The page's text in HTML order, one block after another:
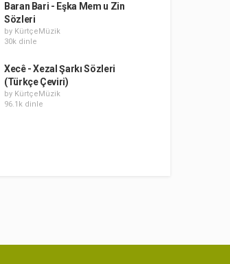
Baran Bari - Eşka Mem u Zin
Sözleri
by KürtçeMüzik
30k dinle
Xecê - Xezal Şarkı Sözleri
(Türkçe Çeviri)
by KürtçeMüzik
96.1k dinle